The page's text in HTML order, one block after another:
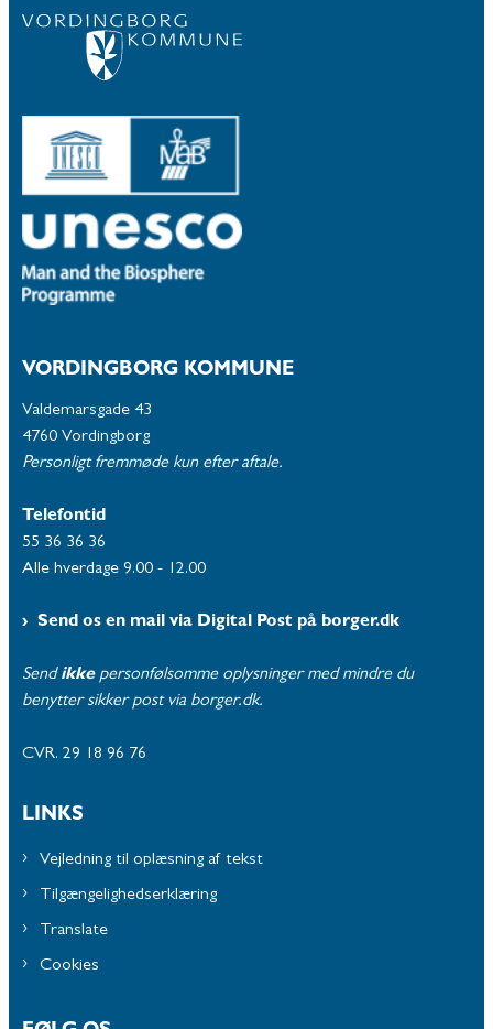
VORDINGBORG KOMMUNE
Valdemarsgade 43
4760 Vordingborg
Personligt fremmøde kun efter aftale.
Telefontid
55 36 36 36
Alle hverdage 9.00 - 12.00
Send os en mail via Digital Post på borger.dk
Send ikke personfølsomme oplysninger med mindre du
benytter sikker post via borger.dk.
CVR. 29 18 96 76
LINKS
Vejledning til oplæsning af tekst
Tilgængelighedserklæring
Translate
Cookies